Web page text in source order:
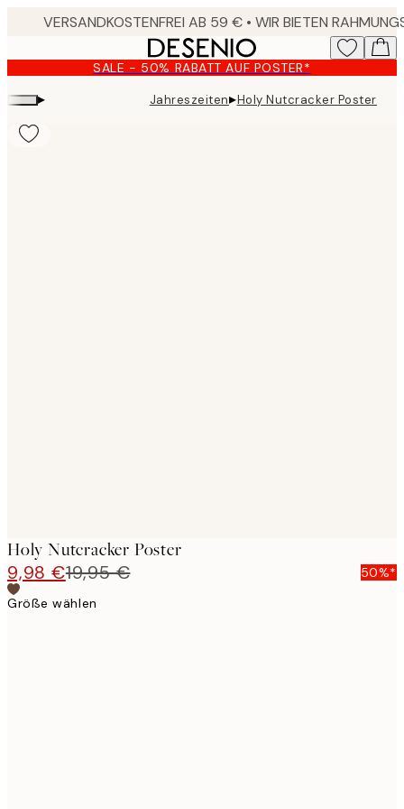
content.
SALE - 50% RABATT AUF POSTER*
▸ Jahreszeiten▸Holy Nutcracker Poster
Holy Nutcracker Poster
9,98 €19,95 €
50%*
Größe wählen